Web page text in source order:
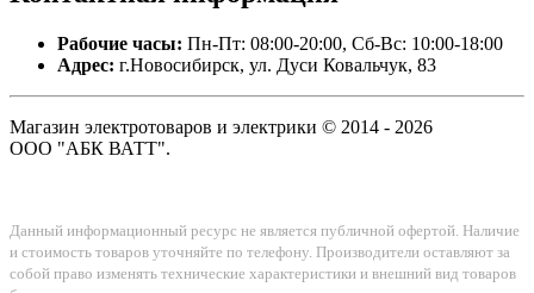
Рабочие часы: Пн-Пт: 08:00-20:00, Сб-Вс: 10:00-18:00
Адрес: г.Новосибирск, ул. Дуси Ковальчук, 83
Магазин электротоваров и электрики © 2014 - 2026
ООО "АБК ВАТТ".
Данный информационный ресурс не является публичной офертой. Наличие
и стоимость товаров уточняйте по телефону. Производители оставляют за
собой право изменять технические характеристики и внешний вид товаров